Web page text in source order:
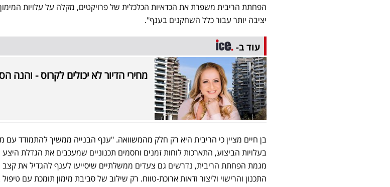
הפחתת הריבית משפרת את הכדאיות הכלכלית של פרויקטים, מקלה על עלויות
יציבה יותר עבור כלל השחקנים בענף".
עוד ב-
מחירי הדיור לא יכולים לקרוס - והנה
בן חיים מציין כי הריבית היא רק חלק מהמשוואה. "ענף הבנייה ממשיך להתמודד עם
בעלויות הביצוע, התארכות לוחות זמנים וחסמים תכנוניים שמעכבים את הגדלת
מגמת הפחתת הריבית, נדרשים גם צעדים ממשלתיים שיסייעו לענף להגדיל את קצב
התכנון והרישוי וליצור ודאות ארוכת-טווח. רק שילוב של סביבת מימון תומכת עם